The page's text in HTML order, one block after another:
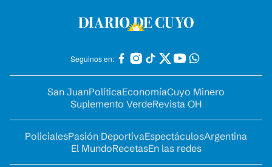
Seguinos en:
San JuanPolíticaEconomíaCuyo Minero
Suplemento VerdeRevista OH
PolicialesPasión DeportivaEspectáculosArgentina
El MundoRecetasEn las redes